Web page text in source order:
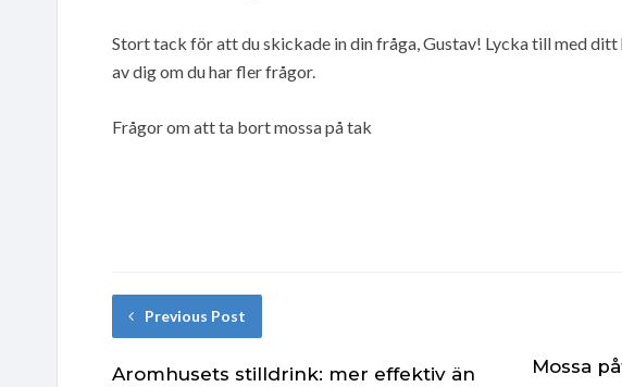
Stort tack för att du skickade in din fråga, Gustav! Lycka till med
av dig om du har fler frågor.
Frågor om att ta bort mossa på tak
Previous Post
Aromhusets stilldrink: mer effektiv än Mossa